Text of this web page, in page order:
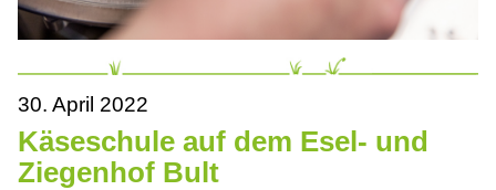
30. April 2022
Käseschule auf dem Esel- und
Ziegenhof Bult